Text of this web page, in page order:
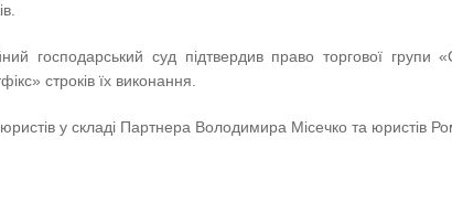
господарський суд підтвердив право торгової групи
строків їх виконання.
у складі Партнера Володимира Місечко та юристів